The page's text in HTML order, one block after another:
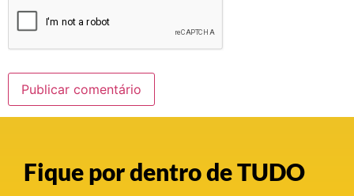
Fique por dentro de TUDO